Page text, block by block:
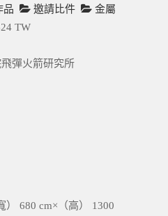
品 邀請比件
金屬
TW
彈火箭研究所
） 680 cm×（高） 1300